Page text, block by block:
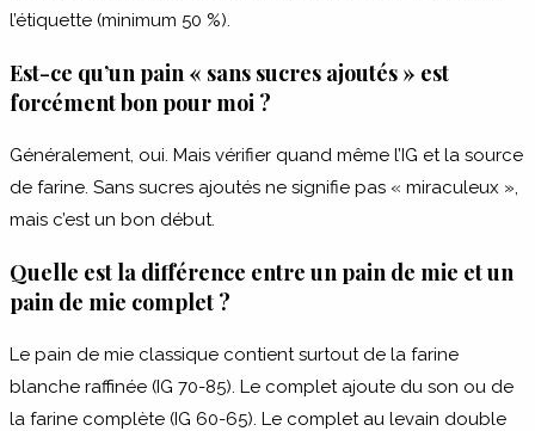
l’étiquette (minimum 50 %).
Est-ce qu’un pain « sans sucres ajoutés » est
forcément bon pour moi ?
Généralement, oui. Mais vérifier quand même l’IG et la source
de farine. Sans sucres ajoutés ne signifie pas « miraculeux »,
mais c’est un bon début.
Quelle est la différence entre un pain de mie et un
pain de mie complet ?
Le pain de mie classique contient surtout de la farine
blanche raffinée (IG 70-85). Le complet ajoute du son ou de
la farine complète (IG 60-65). Le complet au levain double